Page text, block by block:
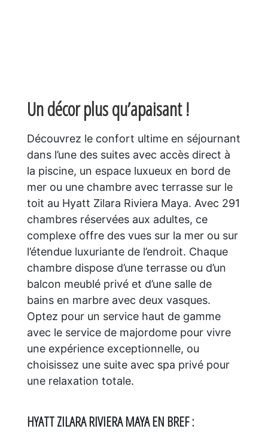
Un décor plus qu’apaisant!
Découvrez le confort ultime en séjournant
dans l’une des suites avec accès direct à
la piscine, un espace luxueux en bord de
mer ou une chambre avec terrasse sur le
toit au Hyatt Zilara Riviera Maya. Avec 291
chambres réservées aux adultes, ce
complexe offre des vues sur la mer ou sur
l’étendue luxuriante de l’endroit. Chaque
chambre dispose d’une terrasse ou d’un
balcon meublé privé et d’une salle de
bains en marbre avec deux vasques.
Optez pour un service haut de gamme
avec le service de majordome pour vivre
une expérience exceptionnelle, ou
choisissez une suite avec spa privé pour
une relaxation totale.
HYATT ZILARA RIVIERA MAYA EN BREF :